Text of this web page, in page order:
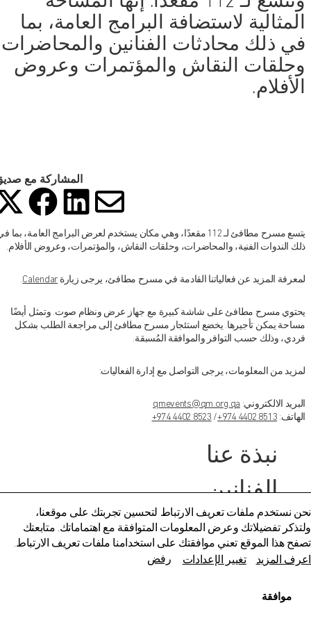
المثالية لاستضافة البرامج العامة، بما
في ذلك محادثات الفنانين والمحاضرات
وحلقات النقاش والمؤتمرات وعروض
الأفلام.
المشاركة مع
شارك هذه
شارك
يتسع مسرح مطافئ لـ 112 مقعدًا، وهي مكان يستخدم لعرض البرامج العامة، بما
ذلك الندوات الفنية، والمحاضرات، وحلقات النقاش، والمؤتمرات، وعروض الأفلام.
لمعرفة المزيد عن فعالياتنا القادمة في مسرح مطافئ، يرجى زيارة Calendar
.
يحتوي مسرح مطافئ على شاشة كبيرة مع جهاز عرض ونظام صوت. وتمثل أيضًا
مساحة يمكن تأجيرها. يخضع استئجار مسرح مطافئ إلى مراجعة الطلب بشكل
فردي، وذلك حسب التوافر والموافقة المُسبقة.
لمزيد من المعلومات، يرجى التواصل مع إدارة الفعاليات:
البريد الالكتروني: qmevents@qm.org.qa
الهاتف: +974 4402 8513
/
+974 4402 8523
نبذة عنا
الفنانين
طلب تقديم ورشة فنية
قطر
متاحف قطر على الخريطة
استكشف متاحفنا، ومعارضنا، ومساحاتنا الإبداعية، المنتشرة
الآن أو ابحث عن أحد المرافق أو المواقع على الخريطة.
المتاحف وصالات العرض والمراكز الإبداعية
المواقع الأثرية
التفاصيل
نحن نستخدم ملفات تعريف الارتباط لتحسين تجربتك على موقعنا،
ولتذكر تفضيلاتك وعرض المعلومات المتوافقة مع اهتماماتك. متابعتك
تصفح هذا الموقع تعني موافقتك على استخدامنا ملفات تعريف الارتباط.
اعرف المزيد
تغيير الإعدادات رفض
موافقة